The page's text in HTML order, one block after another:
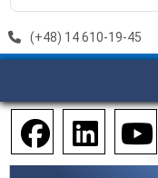
(+48) 14 610-19-45